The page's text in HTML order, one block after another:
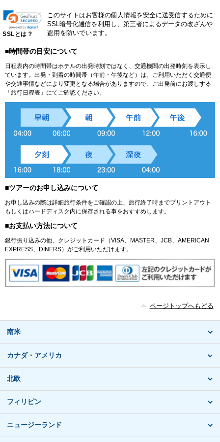
SSLとは？
このサイトはお客様の個人情報を安全に送受信するために
SSL暗号化通信を利用し、第三者によるデータの改ざんや
盗用を防いでいます。
■時間帯の目安について
日程表内の時間帯はホテルの出発時刻ではなく、交通機関の出発時刻を表示し
ています。出発・到着の時間帯（午前・午後など）は、ご利用いただく交通便
や交通事情などにより変更となる場合がありますので、ご出発前にお渡しする
「旅行日程表」にてご確認ください。
■ツアーのお申し込みについて
お申し込みの際は詳細旅行条件をご確認の上、旅行終了時までプリントアウト
もしくはハードディスク内に保存される事をおすすめします。
■お支払い方法について
銀行振り込みの他、クレジットカード（VISA、MASTER、JCB、AMERICAN
EXPRESS、DINERS）がご利用いただけます。
ページトップへもどる
南米
カナダ・アメリカ
北欧
フィリピン
ニュージーランド